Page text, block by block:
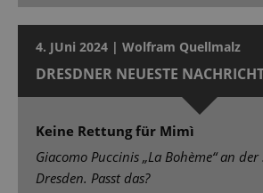
4. JUni 2024 | Wolfram Quellmalz
DRESDNER NEUESTE
Keine Rettung für Mimì
Giacomo Puccinis „La Bohème“ an
Dresden. Passt das?